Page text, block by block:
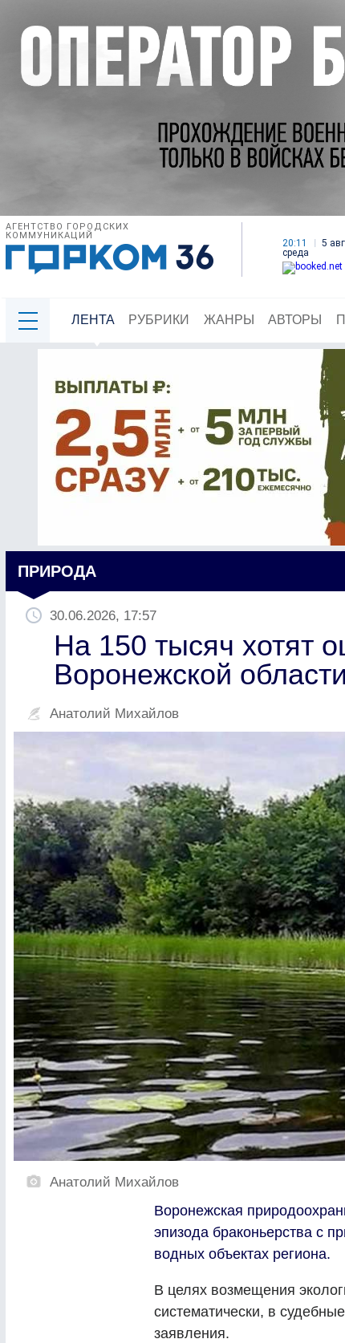
АГЕНТСТВО ГОРОДСКИХ
КОММУНИКАЦИЙ
20:11
5
среда
ЛЕНТА РУБРИКИ ЖАНРЫ АВТОРЫ
ПРИРОДА
30.06.2026, 17:57
На 150 тысяч хотят
Воронежской области
Анатолий Михайлов
Анатолий Михайлов
Воронежская
эпизода браконьерства с
водных объектах региона.
В целях возмещения
систематически, в
заявления.